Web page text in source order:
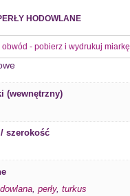
HODOWLANE
obwód - pobierz i wydrukuj miarkę
(wewnętrzny)
szerokość
, perły, turkus